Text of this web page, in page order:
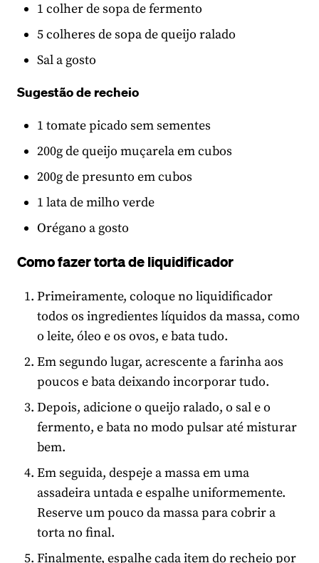
1 colher de sopa de fermento
5 colheres de sopa de queijo ralado
Sal a gosto
Sugestão de recheio
1 tomate picado sem sementes
200g de queijo muçarela em cubos
200g de presunto em cubos
1 lata de milho verde
Orégano a gosto
Como fazer torta de liquidificador
Primeiramente, coloque no liquidificador
todos os ingredientes líquidos da massa, como
o leite, óleo e os ovos, e bata tudo.
Em segundo lugar, acrescente a farinha aos
poucos e bata deixando incorporar tudo.
Depois, adicione o queijo ralado, o sal e o
fermento, e bata no modo pulsar até misturar
bem.
Em seguida, despeje a massa em uma
assadeira untada e espalhe uniformemente.
Reserve um pouco da massa para cobrir a
torta no final.
Finalmente, espalhe cada item do recheio por